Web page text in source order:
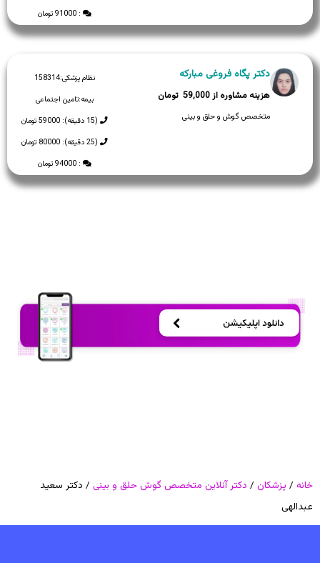
: 91000 تومان
نظام پزشکی:158314
بیمه:تامین اجتماعی
(15 دقیقه): 59000 تومان
(25 دقیقه): 80000 تومان
: 94000 تومان
دکتر پگاه فروغی مبارکه
59,000
متخصص گوش و حلق و بینی
خانه / پزشکان / دکتر آنلاین متخصص گوش حلق و بینی / دکتر سعید
عبدالهی